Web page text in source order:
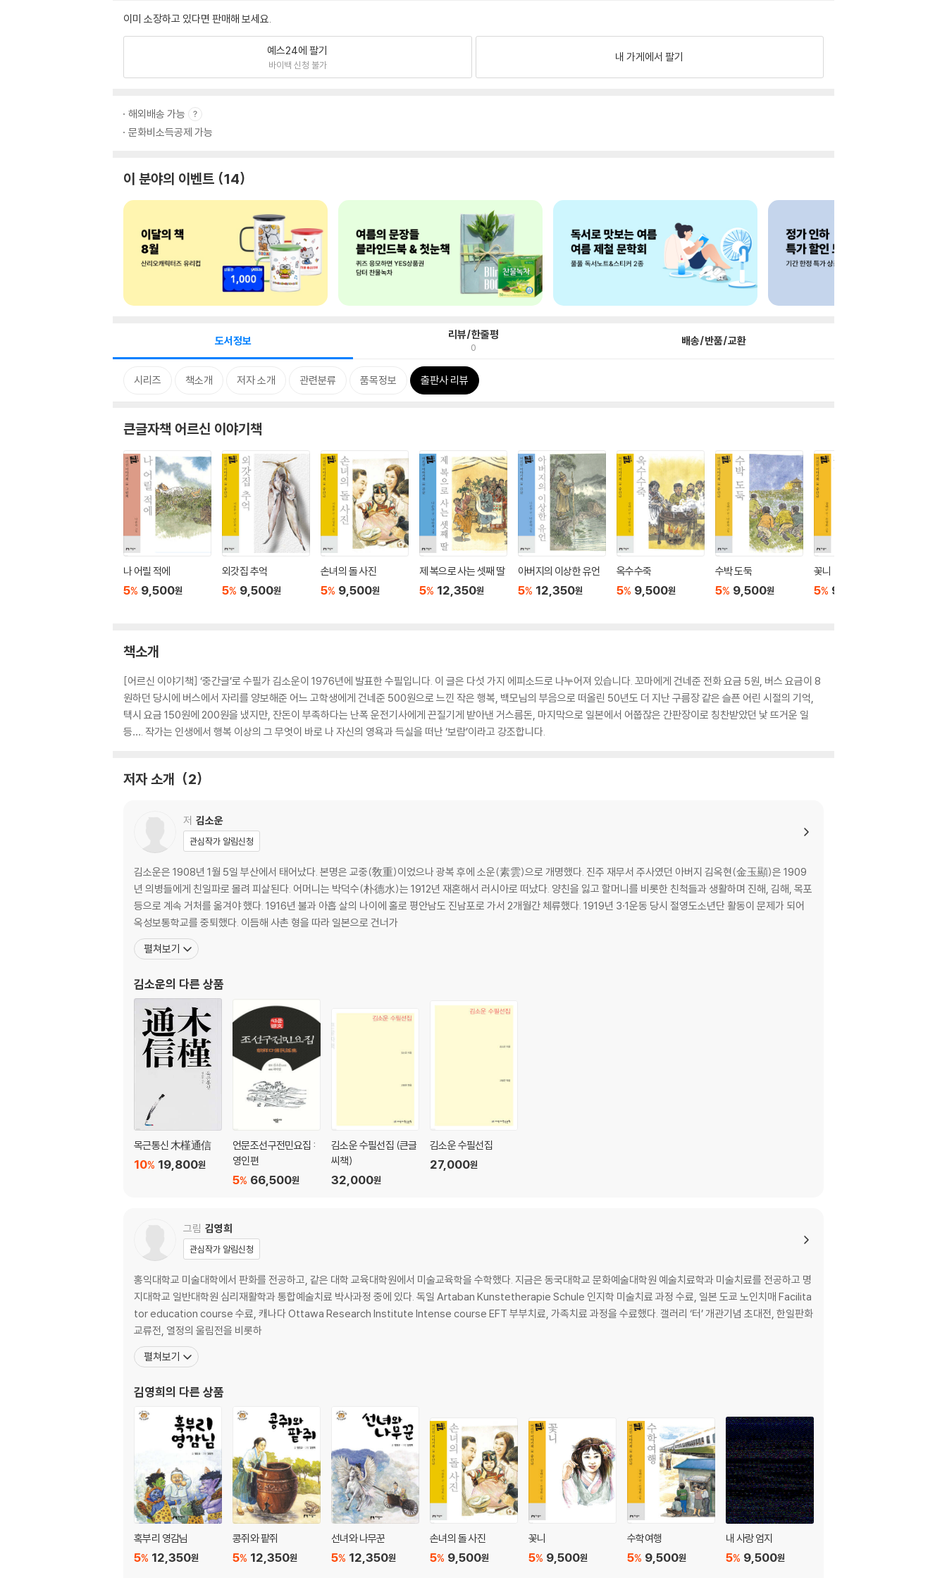
이미 소장하고 있다면 판매해 보세요.
예스24에 팔기
바이백 신청 불가
내 가게에서 팔기
해외배송 가능
문화비소득공제 가능
이 분야의 이벤트 14
도서정보 리뷰/한줄평
0 배송/반품/교환
시리즈 책소개 저자 소개 관련분류 품목정보 출판사 리뷰
큰글자책 어르신 이야기책
나 어릴 적에
5% 9,500원
외갓집 추억
5% 9,500원
손녀의 돌 사진
5% 9,500원
제 복으로 사는 셋째 딸
5% 12,350원
아버지의 이상한 유언
5% 12,350원
옥수수죽
5% 9,500원
수박 도둑
5% 9,500원
꽃니
5% 9,500
책소개
[어르신 이야기책] ‘중간글’로 수필가 김소운이 1976년에 발표한 수필입니다. 이 글은 다섯 가지 에피소드로 나누어져 있습니다. 꼬마에게 건네준 전화 요금 5원, 버스 요금이 8
원하던 당시에 버스에서 자리를 양보해준 어느 고학생에게 건네준 500원으로 느낀 작은 행복, 백모님의 부음으로 떠올린 50년도 더 지난 구름장 같은 슬픈 어린 시절의 기억,
택시 요금 150원에 200원을 냈지만, 잔돈이 부족하다는 난폭 운전기사에게 끈질기게 받아낸 거스름돈, 마지막으로 일본에서 어쭙잖은 간판장이로 칭찬받았던 낯 뜨거운 일
등…. 작가는 인생에서 행복 이상의 그 무엇이 바로 나 자신의 영욕과 득실을 떠난 ‘보람’이라고 강조합니다.
저자 소개 2
저 김소운
관심작가 알림신청
김소운은 1908년 1월 5일 부산에서 태어났다. 본명은 교중(敎重)이었으나 광복 후에 소운(素雲)으로 개명했다. 진주 재무서 주사였던 아버지 김옥현(金玉顯)은 1909
년 의병들에게 친일파로 몰려 피살된다. 어머니는 박덕수(朴德水)는 1912년 재혼해서 러시아로 떠났다. 양친을 잃고 할머니를 비롯한 친척들과 생활하며 진해, 김해, 목포
등으로 계속 거처를 옮겨야 했다. 1916년 불과 아홉 살의 나이에 홀로 평안남도 진남포로 가서 2개월간 체류했다. 1919년 3·1운동 당시 절영도소년단 활동이 문제가 되어
옥성보통학교를 중퇴했다. 이듬해 사촌 형을 따라 일본으로 건너가
펼쳐보기
김소운의 다른 상품
목근통신 木槿通信
19,800원
10%
언문조선구전민요집 :
영인편
66,500원
5%
김소운 수필선집 (큰글
씨책)
32,000원
김소운 수필선집
27,000원
그림 김영희
관심작가 알림신청
홍익대학교 미술대학에서 판화를 전공하고, 같은 대학 교육대학원에서 미술교육학을 수학했다. 지금은 동국대학교 문화예술대학원 예술치료학과 미술치료를 전공하고 명
지대학교 일반대학원 심리재활학과 통합예술치료 박사과정 중에 있다. 독일 Artaban Kunstetherapie Schule 인지학 미술치료 과정 수료, 일본 도쿄 노인치매 Facilita
tor education course 수료, 캐나다 Ottawa Research Institute Intense course EFT 부부치료, 가족치료 과정을 수료했다. 갤러리 ‘터’ 개관기념 초대전, 한일판화
교류전, 열정의 울림전을 비롯하
펼쳐보기
김영희의 다른 상품
혹부리 영감님
12,350원
5%
콩쥐와 팥쥐
12,350원
5%
선녀와 나무꾼
12,350원
5%
손녀의 돌 사진
9,500원
5%
꽃니
9,500원
5%
수학여행
9,500원
5%
내 사랑 엄지
9,500원
5%